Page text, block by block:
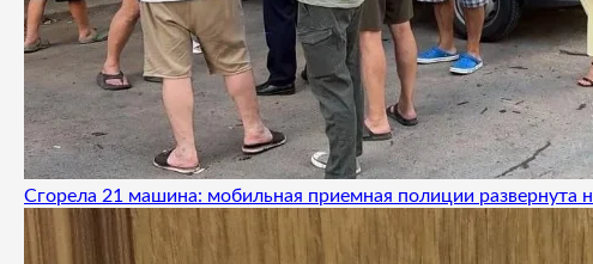
Сгорела 21 машина: мобильная приемная полиции развернута